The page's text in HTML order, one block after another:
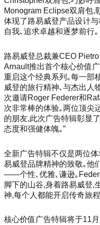
Monogram Eclipse双肩包,
体现了路易威登产品设计
自我､追求卓越和逐梦前行｡
路易威登总裁兼CEO
Arnault推出首个核心价值
重启这个经典系列｡每一部
威登的旅行精神､与杰出人
次邀请Roger Federer和
次非常棒的体验｡两位顶尖
的朋友,此次广告特辑彰显
态度和强健体魄｡”
全新广告特辑不仅是两位
易威登品牌精神的致敬｡他
——个性､优雅､谦逊｡
脚下的山谷,身着路易威登,
神,每个人都能开启传奇旅程
核心价值广告特辑将于11